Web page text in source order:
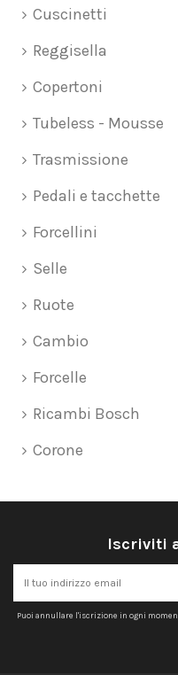
Cuscinetti
Reggisella
Copertoni
Tubeless - Mousse
Trasmissione
Pedali e tacchette
Forcellini
Selle
Ruote
Cambio
Forcelle
Ricambi Bosch
Corone
Iscriviti
Puoi annullare l'iscrizione in ogni